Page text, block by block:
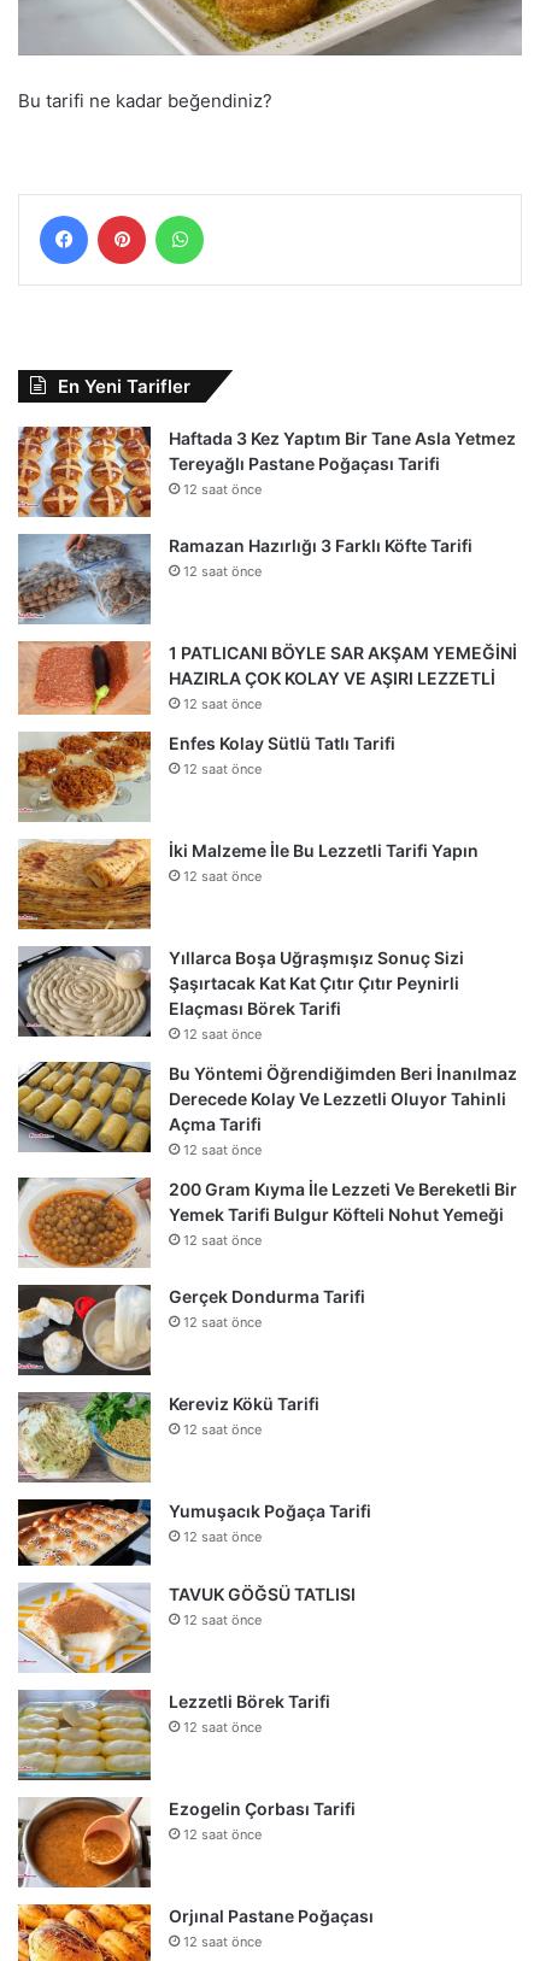
Bu tarifi ne kadar beğendiniz?
FacebookPinterest
En Yeni Tarifler
Haftada 3 Kez Yaptım Bir Tane Asla Yetmez
Tereyağlı Pastane Poğaçası Tarifi
12 saat önce
Ramazan Hazırlığı 3 Farklı Köfte Tarifi
12 saat önce
1 PATLICANI BÖYLE SAR AKŞAM YEMEĞİNİ
HAZIRLA ÇOK KOLAY VE AŞIRI LEZZETLİ
12 saat önce
Enfes Kolay Sütlü Tatlı Tarifi
12 saat önce
İki Malzeme İle Bu Lezzetli Tarifi Yapın
12 saat önce
Yıllarca Boşa Uğraşmışız Sonuç Sizi
Şaşırtacak Kat Kat Çıtır Çıtır Peynirli
Elaçması Börek Tarifi
12 saat önce
Bu Yöntemi Öğrendiğimden Beri İnanılmaz
Derecede Kolay Ve Lezzetli Oluyor Tahinli
Açma Tarifi
12 saat önce
200 Gram Kıyma İle Lezzeti Ve Bereketli Bir
Yemek Tarifi Bulgur Köfteli Nohut Yemeği
12 saat önce
Gerçek Dondurma Tarifi
12 saat önce
Kereviz Kökü Tarifi
12 saat önce
Yumuşacık Poğaça Tarifi
12 saat önce
TAVUK GÖĞSÜ TATLISI
12 saat önce
Lezzetli Börek Tarifi
12 saat önce
Ezogelin Çorbası Tarifi
12 saat önce
Orjınal Pastane Poğaçası
12 saat önce